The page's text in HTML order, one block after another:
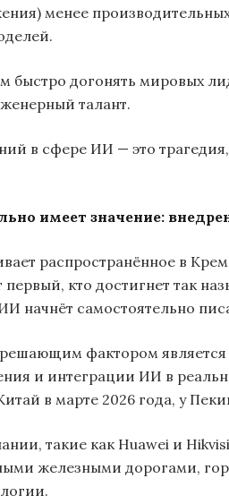
менее
быстро догонять мировых
талант.
в сфере ИИ — это
имеет значение:
распространённое в
первый, кто достигнет так
начнёт самостоятельно
фактором
и интеграции ИИ в
в марте 2026 года, у
такие как Huawei и
железными дорогами,